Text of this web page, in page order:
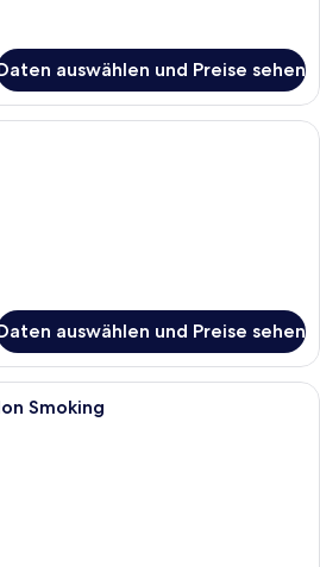
auswählen und Preise sehen
Hochwertige Bettwaren, Zimmersafe,
auswählen und Preise sehen
Ein Hotelzimmer mit zwei Betten,
Smoking